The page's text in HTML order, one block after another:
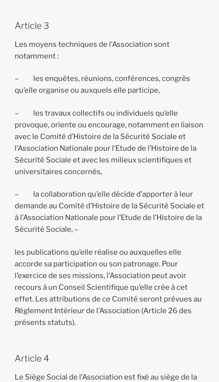
Article 3
Les moyens techniques de l’Association sont
notamment :
– les enquêtes, réunions, conférences, congrès
qu’elle organise ou auxquels elle participe,
– les travaux collectifs ou individuels qu’elle
provoque, oriente ou encourage, notamment en liaison
avec le Comité d’Histoire de la Sécurité Sociale et
l’Association Nationale pour l’Etude de l’Histoire de la
Sécurité Sociale et avec les milieux scientifiques et
universitaires concernés,
– la collaboration qu’elle décide d’apporter à leur
demande au Comité d’Histoire de la Sécurité Sociale et
à l’Association Nationale pour l’Etude de l’Histoire de la
Sécurité Sociale, –
les publications qu’elle réalise ou auxquelles elle
accorde sa participation ou son patronage. Pour
l’exercice de ses missions, l’Association peut avoir
recours à un Conseil Scientifique qu’elle crée à cet
effet. Les attributions de ce Comité seront prévues au
Règlement Intérieur de l’Association (Article 26 des
présents statuts).
Article 4
Le Siège Social de l’Association est fixé au siège de la